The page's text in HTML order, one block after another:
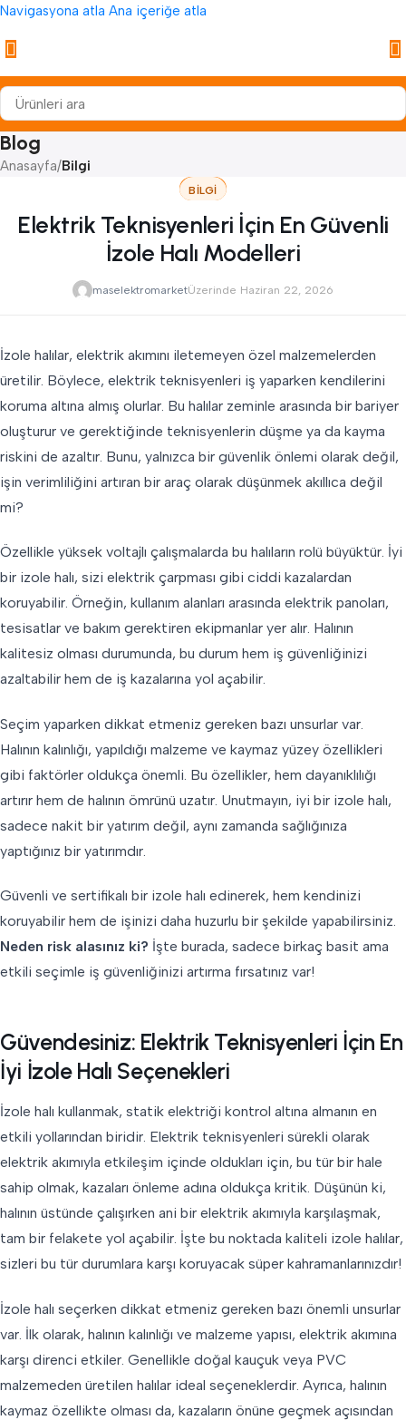
Navigasyona atla Ana içeriğe atla
Blog
Anasayfa/Bilgi
BILGI
Elektrik Teknisyenleri İçin En Güvenli
İzole Halı Modelleri
maselektromarketÜzerinde Haziran 22, 2026
İzole halılar, elektrik akımını iletemeyen özel malzemelerden
üretilir. Böylece, elektrik teknisyenleri iş yaparken kendilerini
koruma altına almış olurlar. Bu halılar zeminle arasında bir bariyer
oluşturur ve gerektiğinde teknisyenlerin düşme ya da kayma
riskini de azaltır. Bunu, yalnızca bir güvenlik önlemi olarak değil,
işin verimliliğini artıran bir araç olarak düşünmek akıllıca değil
mi?
Özellikle yüksek voltajlı çalışmalarda bu halıların rolü büyüktür. İyi
bir izole halı, sizi elektrik çarpması gibi ciddi kazalardan
koruyabilir. Örneğin, kullanım alanları arasında elektrik panoları,
tesisatlar ve bakım gerektiren ekipmanlar yer alır. Halının
kalitesiz olması durumunda, bu durum hem iş güvenliğinizi
azaltabilir hem de iş kazalarına yol açabilir.
Seçim yaparken dikkat etmeniz gereken bazı unsurlar var.
Halının kalınlığı, yapıldığı malzeme ve kaymaz yüzey özellikleri
gibi faktörler oldukça önemli. Bu özellikler, hem dayanıklılığı
artırır hem de halının ömrünü uzatır. Unutmayın, iyi bir izole halı,
sadece nakit bir yatırım değil, aynı zamanda sağlığınıza
yaptığınız bir yatırımdır.
Güvenli ve sertifikalı bir izole halı edinerek, hem kendinizi
koruyabilir hem de işinizi daha huzurlu bir şekilde yapabilirsiniz.
Neden risk alasınız ki? İşte burada, sadece birkaç basit ama
etkili seçimle iş güvenliğinizi artırma fırsatınız var!
Güvendesiniz: Elektrik Teknisyenleri İçin En
İyi İzole Halı Seçenekleri
İzole halı kullanmak, statik elektriği kontrol altına almanın en
etkili yollarından biridir. Elektrik teknisyenleri sürekli olarak
elektrik akımıyla etkileşim içinde oldukları için, bu tür bir hale
sahip olmak, kazaları önleme adına oldukça kritik. Düşünün ki,
halının üstünde çalışırken ani bir elektrik akımıyla karşılaşmak,
tam bir felakete yol açabilir. İşte bu noktada kaliteli izole halılar,
sizleri bu tür durumlara karşı koruyacak süper kahramanlarınızdır!
İzole halı seçerken dikkat etmeniz gereken bazı önemli unsurlar
var. İlk olarak, halının kalınlığı ve malzeme yapısı, elektrik akımına
karşı direnci etkiler. Genellikle doğal kauçuk veya PVC
malzemeden üretilen halılar ideal seçeneklerdir. Ayrıca, halının
kaymaz özellikte olması da, kazaların önüne geçmek açısından